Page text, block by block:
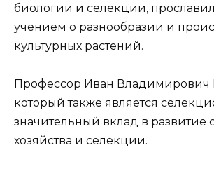
биологии и селекции,
учением о разнообразии и
культурных растений.
Профессор Иван Владимирович
который также является
значительный вклад в развитие
хозяйства и селекции.